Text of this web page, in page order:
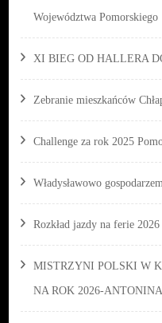
Województwa Pomorskiego
XI BIEG OD HALLERA
Zebranie mieszkańców
Challenge za rok 2025
Władysławowo
Rozkład jazdy na ferie
MISTRZYNI POLSKI W
NA ROK 2026-